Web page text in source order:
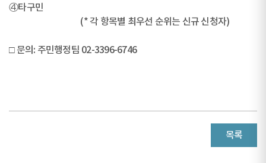
④타구민
(* 각 항목별 최우선 순위는 신규 신청자)
□ 문의: 주민행정팀 02-3396-6746
목록